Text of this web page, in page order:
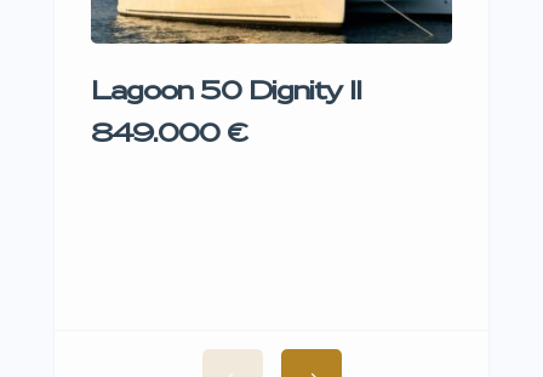
Lagoon 50 Dignity II
849.000 €